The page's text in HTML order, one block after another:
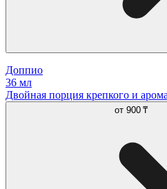
Доппио
36 мл
Двойная порция крепкого и
от 900 ₸